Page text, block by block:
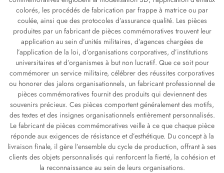
colorés, les procédés de fabrication par frappe à matrice ou par
coulée, ainsi que des protocoles d’assurance qualité. Les pièces
produites par un fabricant de pièces commémoratives trouvent leur
application au sein d’unités militaires, d’agences chargées de
l’application de la loi, d’organisations corporatives, d’institutions
universitaires et d’organismes à but non lucratif. Que ce soit pour
commémorer un service militaire, célébrer des réussites corporatives
ou honorer des jalons organisationnels, un fabricant professionnel de
pièces commémoratives fournit des produits qui deviennent des
souvenirs précieux. Ces pièces comportent généralement des motifs,
des textes et des insignes organisationnels entièrement personnalisés.
Le fabricant de pièces commémoratives veille à ce que chaque pièce
réponde aux exigences de résistance et d’esthétique. Du concept à la
livraison finale, il gère l’ensemble du cycle de production, offrant à ses
clients des objets personnalisés qui renforcent la fierté, la cohésion et
la reconnaissance au sein de leurs organisations.